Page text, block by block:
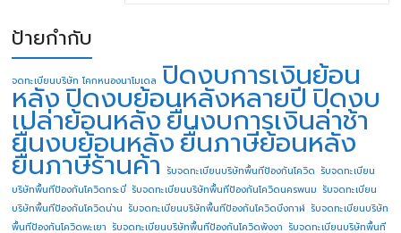
ป้ายกำกับ
จดทะเบียนบริษัท โคกหนองนาโมเดล ปิดงบการเงินย้อน
หลังปิดงบย้อนหลังหลายปี ปิดงบ
เปล่าย้อนหลังยื่นงบการเงินล่าช้า
ยื่นงบย้อนหลังยื่นภาษีย้อนหลัง
ยื่นภาษีร้านค้า รับจดทะเบียนบริษัทพื้นทีป้องกันโควิด รับจดทะเบียน
บริษัทพื้นทีป้องกันโควิดกระบี่ รับจดทะเบียนบริษัทพื้นทีป้องกันโควิดนครพนม รับจดทะเบียน
บริษัทพื้นทีป้องกันโควิดน่าน รับจดทะเบียนบริษัทพื้นทีป้องกันโควิดบึงกาฬ รับจดทะเบียนบริษัท
พื้นทีป้องกันโควิดพะเยา รับจดทะเบียนบริษัทพื้นทีป้องกันโควิดพังงา รับจดทะเบียนบริษัทพื้นที